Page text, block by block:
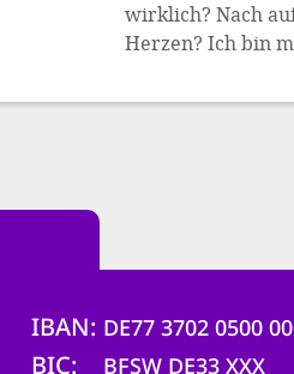
wirklich? Nach
Herzen? Ich bin
IBAN DE77 3702 0500
BIC BFSW DE33 XXX